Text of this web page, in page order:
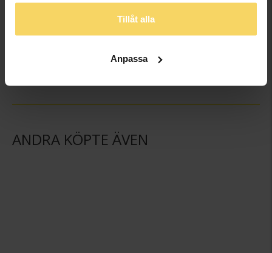
Tillåt alla
Anpassa
ANDRA KÖPTE ÄVEN